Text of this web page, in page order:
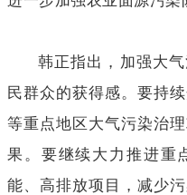
韩正指出，加强大
民群众的获得感。要持
等重点地区大气污染治
果。要继续大力推进重
能、高排放项目，减少